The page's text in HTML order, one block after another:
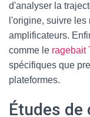
d'analyser la
l'origine, suivre
amplificateurs.
comme le ragebait
spécifiques que
plateformes.
Études de